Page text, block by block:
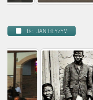
BŁ. JAN BEYZYM